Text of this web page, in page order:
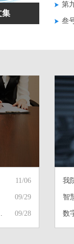
集
第
叁
11/06
09/29
09/28
我
智
数